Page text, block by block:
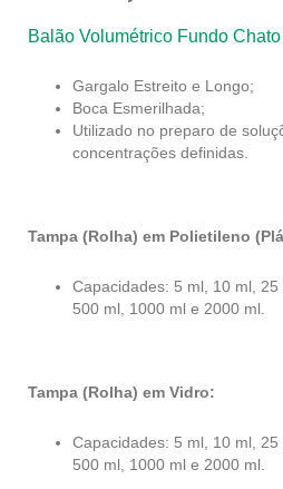
Balão Volumétrico Fundo
Gargalo Estreito e Longo;
Boca Esmerilhada;
Utilizado no preparo de
concentrações definidas.
Tampa (Rolha) em Polietileno
Capacidades: 5 ml, 10 ml,
500 ml, 1000 ml e 2000 ml.
Tampa (Rolha) em Vidro:
Capacidades: 5 ml, 10 ml,
500 ml, 1000 ml e 2000 ml.